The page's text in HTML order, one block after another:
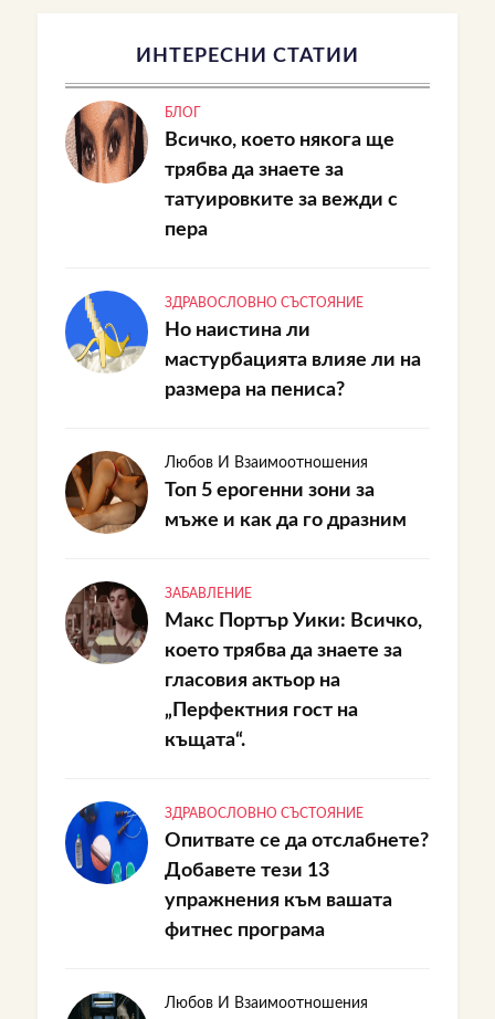
ИНТЕРЕСНИ СТАТИИ
БЛОГ
Всичко, което някога ще
трябва да знаете за
татуировките за вежди с
пера
ЗДРАВОСЛОВНО СЪСТОЯНИЕ
Но наистина ли
мастурбацията влияе ли на
размера на пениса?
Любов И Взаимоотношения
Топ 5 ерогенни зони за
мъже и как да го дразним
ЗАБАВЛЕНИЕ
Макс Портър Уики: Всичко,
което трябва да знаете за
гласовия актьор на
„Перфектния гост на
къщата“.
ЗДРАВОСЛОВНО СЪСТОЯНИЕ
Опитвате се да отслабнете?
Добавете тези 13
упражнения към вашата
фитнес програма
Любов И Взаимоотношения